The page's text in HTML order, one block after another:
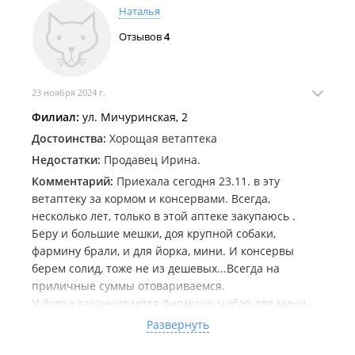
вам позвонят в течении дня. Это было 10.01. Я туда
пришла, говорю уточните у води нуля. Ничего
уточните не можем! Ждите , до сих пор жду , уже
11.01. Иззвонились вы.. это безобразие, полное
отсутствие клиентоориентированности,
Наталья
Отзывов4
23 ноября 2024 г.
Филиал: ул. Мичуринская, 2
Достоинства: Хорощая ветаптека
Недостатки: Продавец Ирина.
Комментарий: Приехала сегодня 23.11. в эту
ветаптеку за кормом и консервами. Всегда,
несколько лет, только в этой аптеке закупаюсь .
Беру и большие мешки, доя крупной собаки,
фармину брали, и для йорка, мини. И консервы
берем солид, тоже не из дешевых...Всегда на
приличные суммы отовариваемся.
У йорка заканчивается фармина, чибао для мини,
регила у продавца уточнить, что можно как
альтернативу , посмотреть...
Развернуть